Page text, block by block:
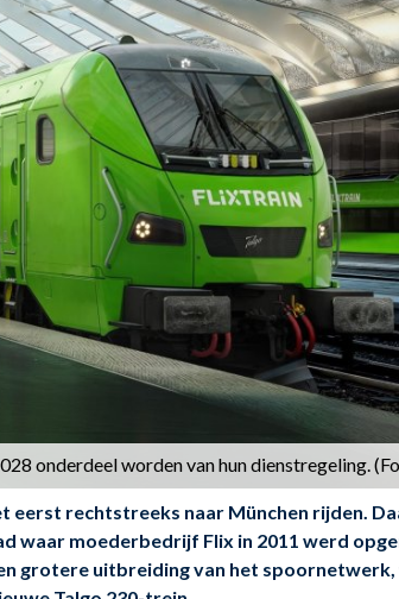
onderdeel worden van hun dienstregeling.
eerst rechtstreeks naar München rijden.
waar moederbedrijf Flix in 2011 werd
grotere uitbreiding van het